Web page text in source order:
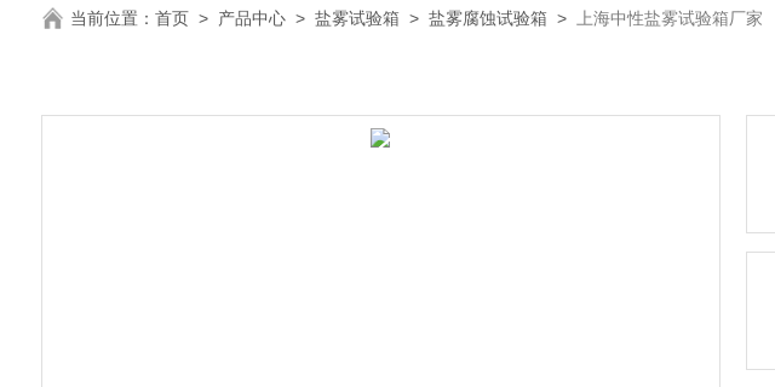
当前位置： 首页> 产品中心> 盐雾试验箱 > 盐雾腐蚀试验箱 > 上海中性盐雾试验箱厂家